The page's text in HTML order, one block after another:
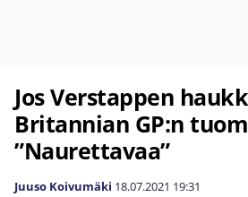
Jos Verstappen
Britannian GP:n
”Naurettavaa”
Juuso Koivumäki 18.07.2021 19:31